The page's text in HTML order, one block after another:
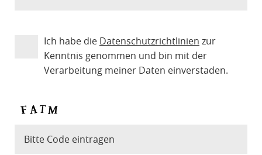
Ich habe die Datenschutzrichtlinien zur
Kenntnis genommen und bin mit der
Verarbeitung meiner Daten einverstaden.